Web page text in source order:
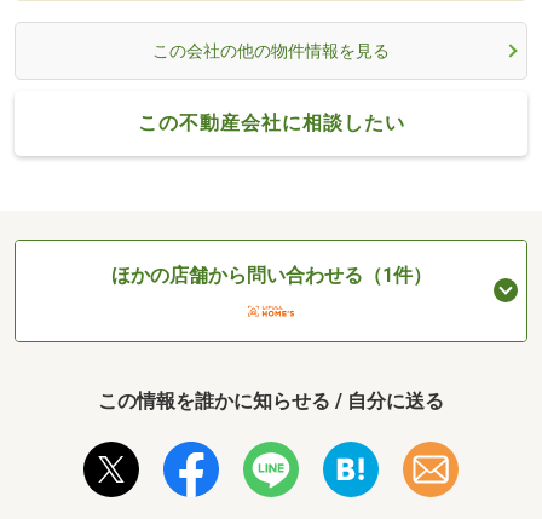
この会社の他の物件情報を見る
この不動産会社に相談したい
ほかの店舗から問い合わせる（1件）
この情報を誰かに知らせる / 自分に送る